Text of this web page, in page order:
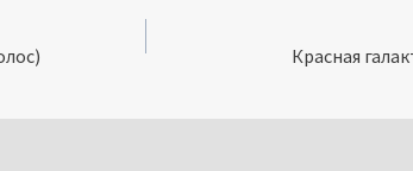
Красная